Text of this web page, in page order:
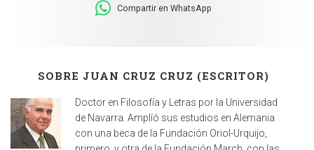
Compartir en WhatsApp
SOBRE JUAN CRUZ CRUZ (ESCRITOR)
Doctor en Filosofía y Letras por la Universidad
de Navarra. Amplíó sus estudios en Alemania
con una beca de la Fundación Oriol-Urquijo,